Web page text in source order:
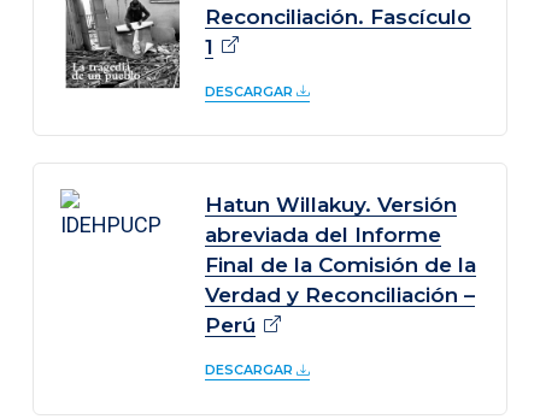
Reconciliación. Fascículo
1
DESCARGAR
Hatun Willakuy. Versión
abreviada del Informe
Final de la Comisión de la
Verdad y Reconciliación –
Perú
DESCARGAR